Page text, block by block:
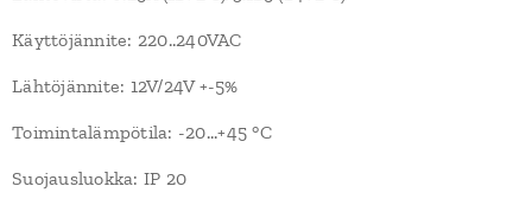
Käyttöjännite: 220..240VAC
Lähtöjännite: 12V/24V +-5%
Toimintalämpötila: -20...+45 °C
Suojausluokka: IP 20